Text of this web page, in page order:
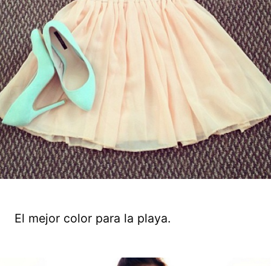
El mejor color para la playa.